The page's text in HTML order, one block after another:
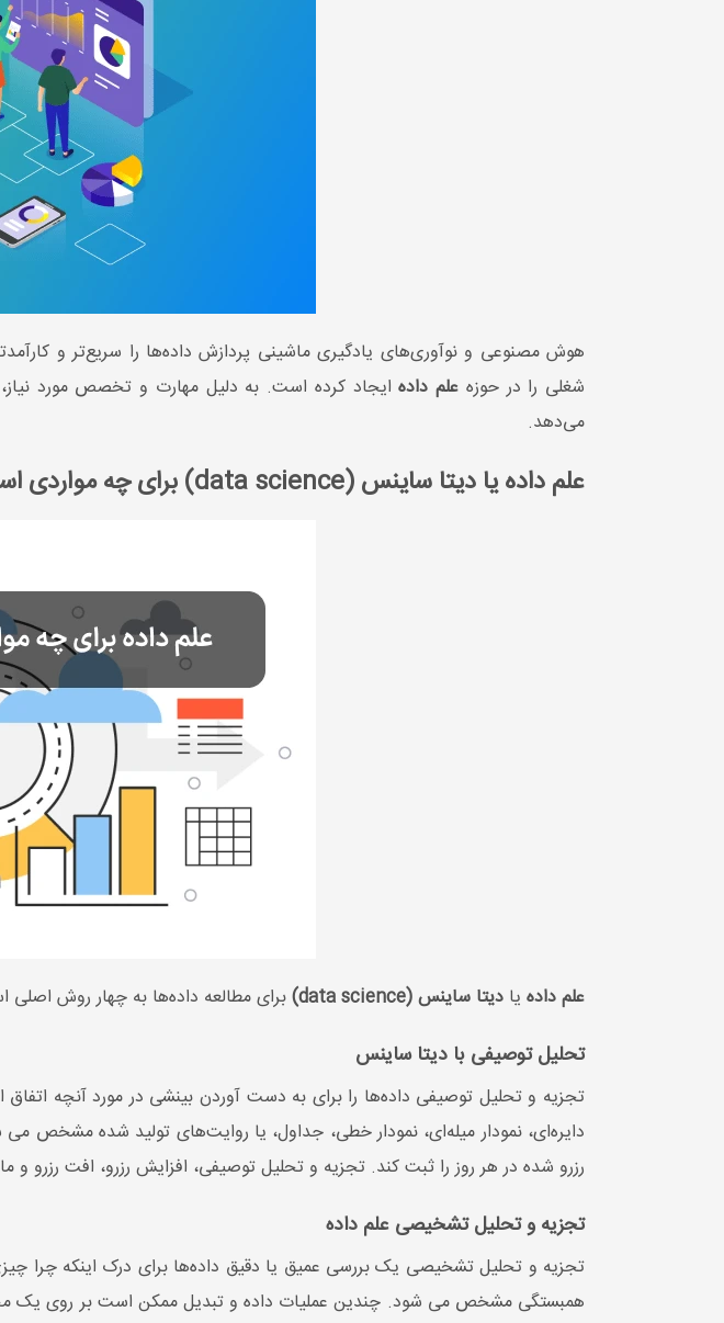
هوش مصنوعی و نوآوری‌های یادگیری ماشینی پردازش داده‌ها را سریع‌تر و
شغلی را در حوزه علم دادهایجاد کرده است. به دلیل مهارت و تخصص مورد نیاز،
می‌دهد.
علم داده یا دیتا ساینس (data science) برای چه مواردی استفاده می شود؟
علم داده یا دیتا ساینس (data science) برای مطالعه داده‌ها به چهار روش اصلی
تحلیل توصیفی با دیتا ساینس
تجزیه و تحلیل توصیفی داده‌ها را برای به دست آوردن بینشی در مورد آنچه اتفاق
دایره‌ای، نمودار میله‌ای، نمودار خطی، جداول، یا روایت‌های تولید شده مشخص
رزرو شده در هر روز را ثبت کند. تجزیه و تحلیل توصیفی، افزایش رزرو، افت رزرو
تجزیه و تحلیل تشخیصی علم داده
تجزیه و تحلیل تشخیصی یک بررسی عمیق یا دقیق داده‌ها برای درک اینکه چرا
همبستگی مشخص می شود. چندین عملیات داده و تبدیل ممکن است بر روی یک